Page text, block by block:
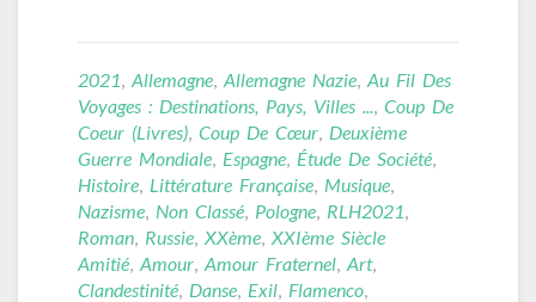
2021 Allemagne Allemagne Nazie Au Fil Des
Voyages : Destinations, Pays, Villes ...
Coup De
Coeur (livres) Coup De Cœur Deuxième
Guerre Mondiale Espagne Étude De Société
Histoire Littérature Française Musique
Nazisme Non Classé Pologne RLH2021
Roman Russie XXème XXIème Siècle
Amitié Amour Amour Fraternel Art,
Clandestinité Danse Exil Flamenco